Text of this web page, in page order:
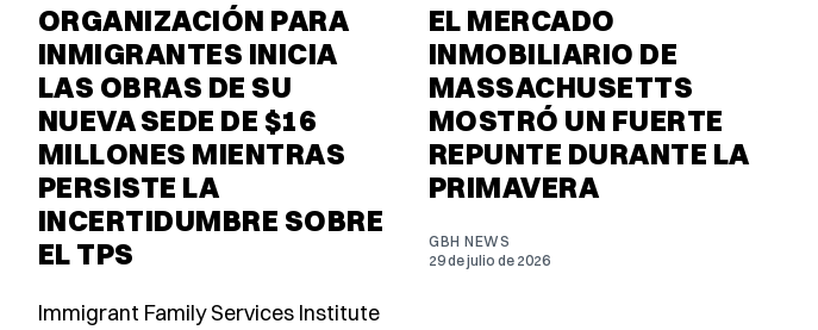
ORGANIZACIÓN PARA
INMIGRANTES INICIA
LAS OBRAS DE SU
NUEVA SEDE DE $16
MILLONES MIENTRAS
PERSISTE LA
INCERTIDUMBRE SOBRE
EL TPS
Immigrant Family Services Institute
EL MERCADO
INMOBILIARIO DE
MASSACHUSETTS
MOSTRÓ UN FUERTE
REPUNTE DURANTE LA
PRIMAVERA
GBH NEWS
29 de julio de 2026